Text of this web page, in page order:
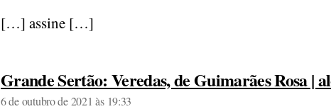
[…] assine […]
Grande Sertão: Veredas, de Guimarães Rosa |
6 de outubro de 2021 às 19:33